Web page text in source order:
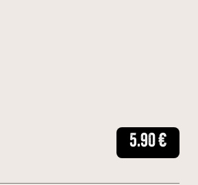
5.90€